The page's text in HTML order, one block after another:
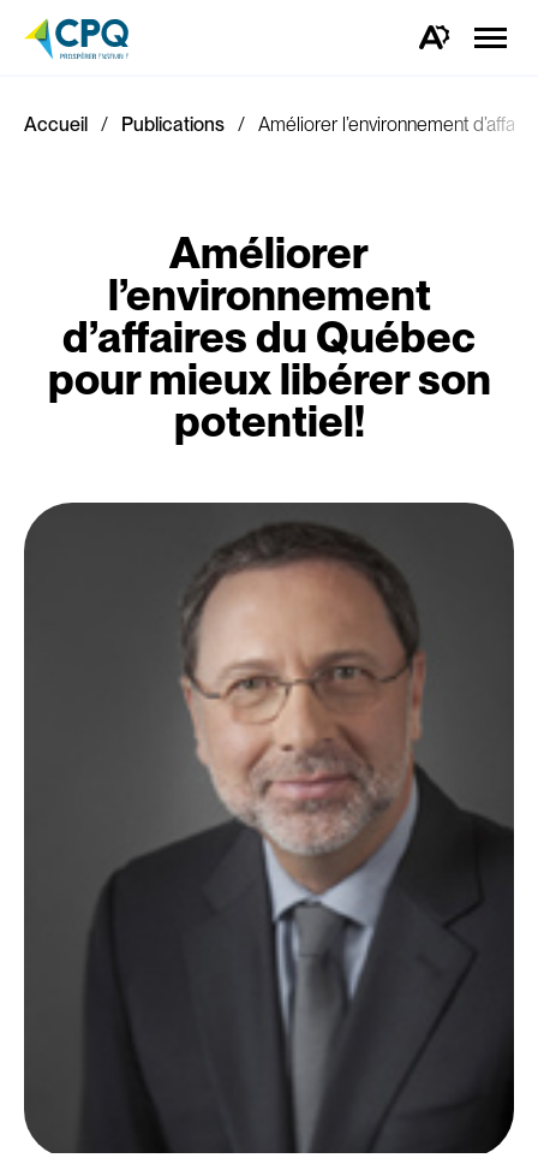
Ouvrez
d'accessibilité.
la
Accueil Publications Améliorer l’environnement
Améliorer
l’environnement
d’affaires du Québec
pour mieux libérer son
potentiel!